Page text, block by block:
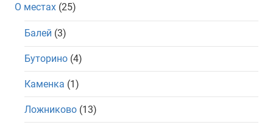
О местах (25)
Балей (3)
Буторино (4)
Каменка (1)
Ложниково (13)